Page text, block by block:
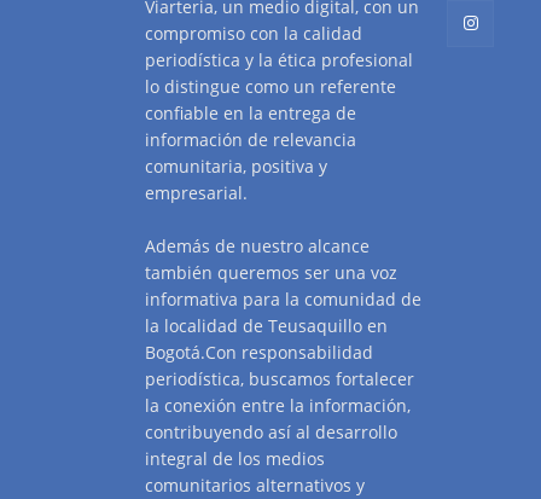
Viarteria, un medio digital, con un
compromiso con la calidad
periodística y la ética profesional
lo distingue como un referente
confiable en la entrega de
información de relevancia
comunitaria, positiva y
empresarial.
Además de nuestro alcance
también queremos ser una voz
informativa para la comunidad de
la localidad de Teusaquillo en
Bogotá.Con responsabilidad
periodística, buscamos fortalecer
la conexión entre la información,
contribuyendo así al desarrollo
integral de los medios
comunitarios alternativos y